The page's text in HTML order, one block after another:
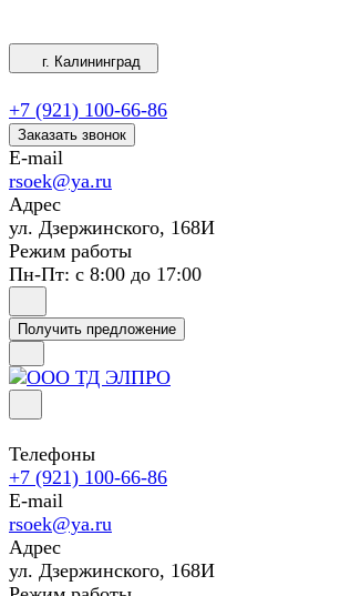
г. Калининград
+7 (921) 100-66-86
Заказать звонок
E-mail
rsoek@ya.ru
Адрес
ул. Дзержинского, 168И
Режим работы
Пн-Пт: с 8:00 до 17:00
Получить предложение
Телефоны
+7 (921) 100-66-86
E-mail
rsoek@ya.ru
Адрес
ул. Дзержинского, 168И